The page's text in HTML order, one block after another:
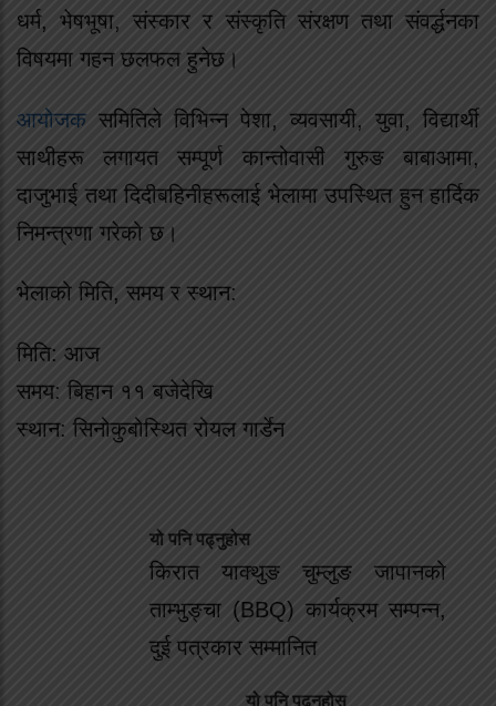
धर्म, भेषभूषा, संस्कार र संस्कृति संरक्षण तथा संवर्द्धनका
विषयमा गहन छलफल हुनेछ।
आयोजक समितिले विभिन्न पेशा, व्यवसायी, युवा, विद्यार्थी
साथीहरू लगायत सम्पूर्ण कान्तोवासी गुरुङ बाबाआमा,
दाजुभाई तथा दिदीबहिनीहरूलाई भेलामा उपस्थित हुन हार्दिक
निमन्त्रणा गरेको छ।
भेलाको मिति, समय र स्थान:
मिति: आज
समय: बिहान ११ बजेदेखि
स्थान: सिनोकुबोस्थित रोयल गार्डेन
यो पनि पढ्नुहोस
किरात याक्थुङ चुम्लुङ जापानको
ताम्भुङ्चा (BBQ) कार्यक्रम सम्पन्न,
दुई पत्रकार सम्मानित
यो पनि पढ्नुहोस